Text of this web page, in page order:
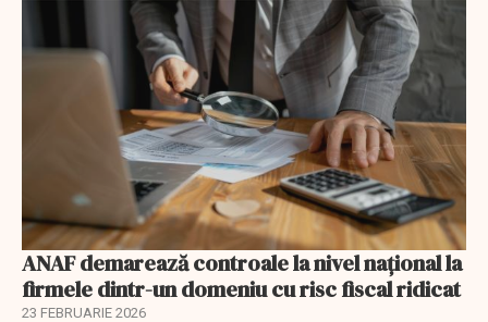
ANAF demarează controale la nivel naţional la
firmele dintr-un domeniu cu risc fiscal ridicat
23 FEBRUARIE 2026